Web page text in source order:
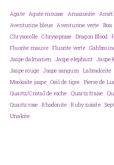
Agate Agate mousse Amazonite
Aventurine bleue
Aventurine verte
Chrysocolle
Chrysoprase Dragon Blood
Fluorite mauve Fluorite verte Gabbro
Jaspe dalmatien
Jaspe elephant Jaspe
Jaspe rouge
Jaspe sanguin Labradorite
Mookaïte jaspe Oeil de tigre Pierre de
Quartz/Cristal de roche
Quartz fraise
Quartz rose
Rhodonite Ruby zoïsite
Unakite